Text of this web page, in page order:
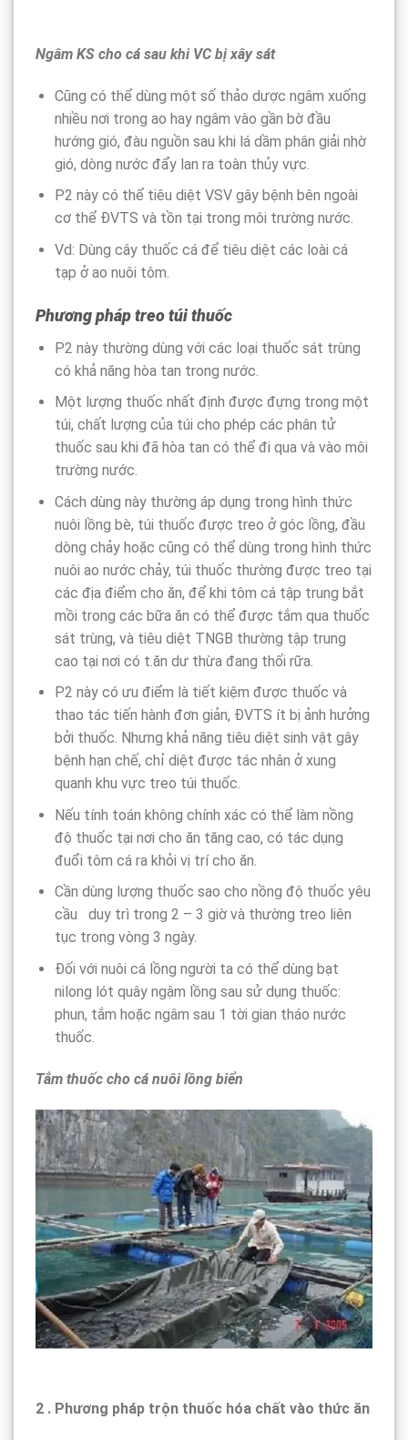
Ngâm KS cho cá sau khi VC bị xây sát
Cũng có thể dùng một số thảo dược ngâm xuống
nhiều nơi trong ao hay ngâm vào gần bờ đầu
hướng gió, đàu nguồn sau khi lá dầm phân giải nhờ
gió, dòng nước đẩy lan ra toàn thủy vực.
P2 này có thể tiêu diệt VSV gây bệnh bên ngoài
cơ thể ĐVTS và tồn tại trong môi trường nước.
Vd: Dùng cây thuốc cá để tiêu diệt các loài cá
tạp ở ao nuôi tôm.
Phương pháp treo túi thuốc
P2 này thường dùng với các loại thuốc sát trùng
có khả năng hòa tan trong nước.
Một lượng thuốc nhất định được đựng trong một
túi, chất lượng của túi cho phép các phân tử
thuốc sau khi đã hòa tan có thể đi qua và vào môi
trường nước.
Cách dùng này thường áp dụng trong hình thức
nuôi lồng bè, túi thuốc được treo ở góc lồng, đầu
dòng chảy hoặc cũng có thể dùng trong hình thức
nuôi ao nước chảy, túi thuốc thường được treo tại
các địa điểm cho ăn, để khi tôm cá tập trung bắt
mồi trong các bữa ăn có thể được tắm qua thuốc
sát trùng, và tiêu diệt TNGB thường tập trung
cao tại nơi có t.ăn dư thừa đang thối rữa.
P2 này có ưu điểm là tiết kiệm được thuốc và
thao tác tiến hành đơn giản, ĐVTS ít bị ảnh hưởng
bởi thuốc. Nhưng khả năng tiêu diệt sinh vật gây
bệnh hạn chế, chỉ diệt được tác nhân ở xung
quanh khu vực treo túi thuốc.
Nếu tính toán không chính xác có thể làm nồng
độ thuốc tại nơi cho ăn tăng cao, có tác dụng
đuổi tôm cá ra khỏi vị trí cho ăn.
Cần dùng lượng thuốc sao cho nồng độ thuốc yêu
cầu duy trì trong 2 – 3 giờ và thường treo liên
tục trong vòng 3 ngày.
Đối với nuôi cá lồng người ta có thể dùng bạt
nilong lót quây ngậm lồng sau sử dụng thuốc:
phun, tắm hoặc ngâm sau 1 tời gian tháo nước
thuốc.
Tắm thuốc cho cá nuôi lồng biển
2 . Phương pháp trộn thuốc hóa chất vào thức ăn